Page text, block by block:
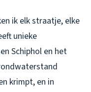
ik elk straatje, elke
unieke
Schiphol en het
krimpt, en in